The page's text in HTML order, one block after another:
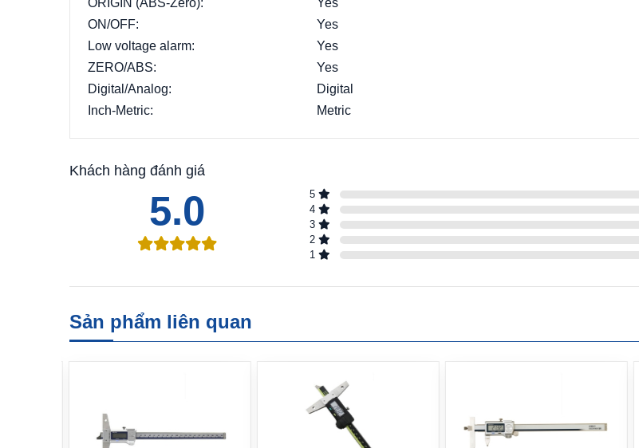
ORIGIN (ABS-Zero):
Yes
ON/OFF:
Yes
Low voltage alarm:
Yes
ZERO/ABS:
Yes
Digital/Analog:
Digital
Inch-Metric:
Metric
Khách hàng đánh giá
5.0 5
4
3
2
1
Sản phẩm liên quan